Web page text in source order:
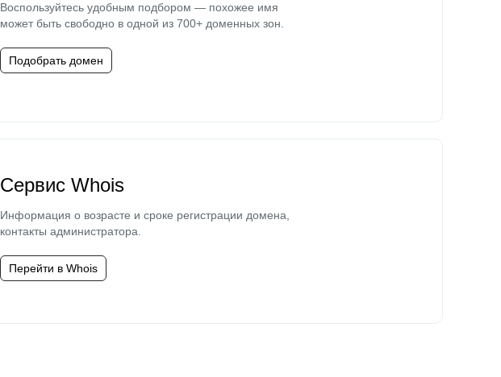
Воспользуйтесь удобным подбором — похожее имя
может быть свободно в одной из 700+ доменных зон.
Подобрать домен
Сервис Whois
Информация о возрасте и сроке регистрации домена,
контакты администратора.
Перейти в Whois